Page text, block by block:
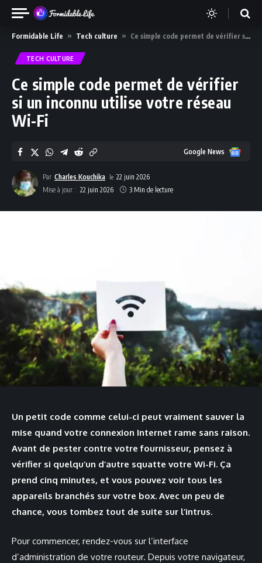
Formidable Life » Tech culture » Ce simple code permet de vérifier si un inconnu utilise votre réseau Wi-Fi
TECH CULTURE
Ce simple code permet de vérifier
si un inconnu utilise votre réseau
Wi-Fi
Par Charles Kouchika
22 juin 2026
Mise à jour : 22 juin 2026 3 Min de lecture
Google News Google
Un petit code comme celui-ci peut vraiment sauver la
mise quand votre connexion Internet rame sans raison.
Avant de pester contre votre fournisseur, pensez à
vérifier si quelqu’un d’autre squatte votre Wi-Fi. Ça
prend cinq minutes, et vous pouvez voir tous les
appareils branchés sur votre box. Avec un peu de
chance, vous tombez tout de suite sur l’intrus.
Pour commencer, rendez-vous sur l’interface
d’administration de votre routeur. Depuis votre navigateur,